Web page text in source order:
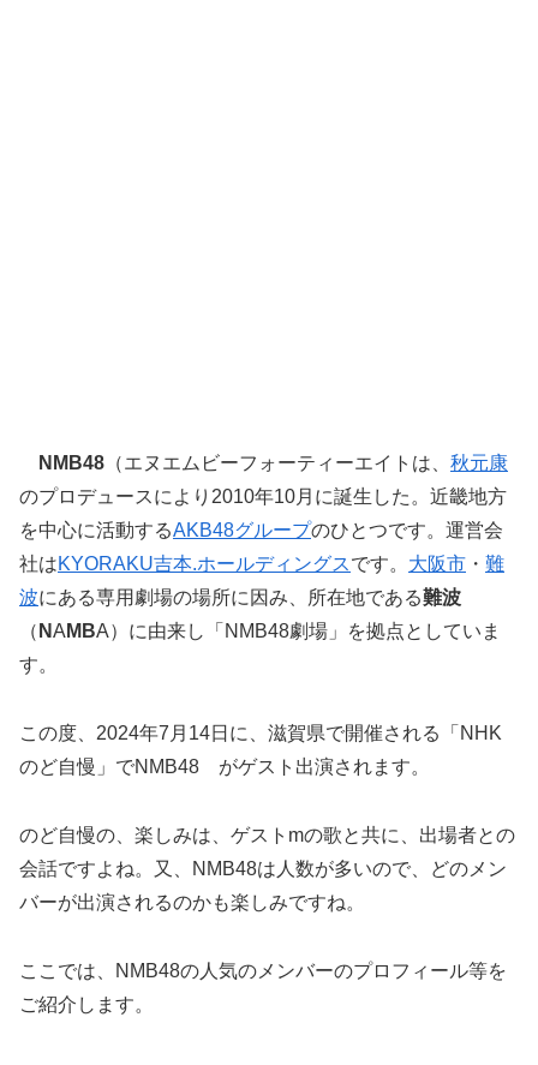
NMB48 （エヌエムビーフォーティーエイトは、 秋元康
のプロデュースにより2010年10月に誕生した。近畿地方
を中心に活動するAKB48グループのひとつです。運営会
社はKYORAKU吉本.ホールディングスです。 大阪市 ・ 難
波にある専用劇場の場所に因み、所在地である難波
（ NA MBA）に由来し「NMB48劇場」を拠点としていま
す。
この度、2024年7月14日に、滋賀県で開催される「NHK
のど自慢」でNMB48 がゲスト出演されます。
のど自慢の、楽しみは、ゲストmの歌と共に、出場者との
会話ですよね。又、NMB48は人数が多いので、どのメン
バーが出演されるのかも楽しみですね。
ここでは、NMB48の人気のメンバーのプロフィール等を
ご紹介します。